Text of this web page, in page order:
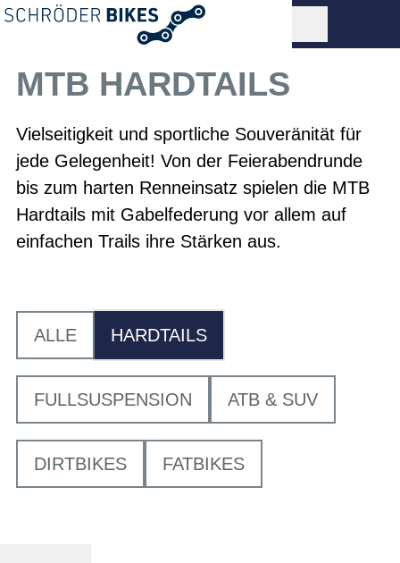
MTB HARDTAILS
Vielseitigkeit und sportliche Souveränität für
jede Gelegenheit! Von der Feierabendrunde
bis zum harten Renneinsatz spielen die MTB
Hardtails mit Gabelfederung vor allem auf
einfachen Trails ihre Stärken aus.
ALLE HARDTAILS
FULLSUSPENSION ATB & SUV
DIRTBIKES FATBIKES